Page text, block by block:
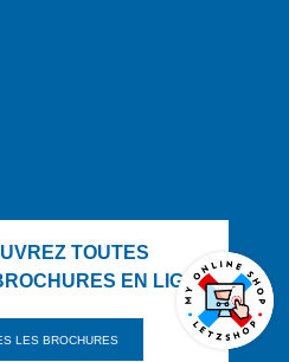
TOUTES
EN LIGNE
LES BROCHURES